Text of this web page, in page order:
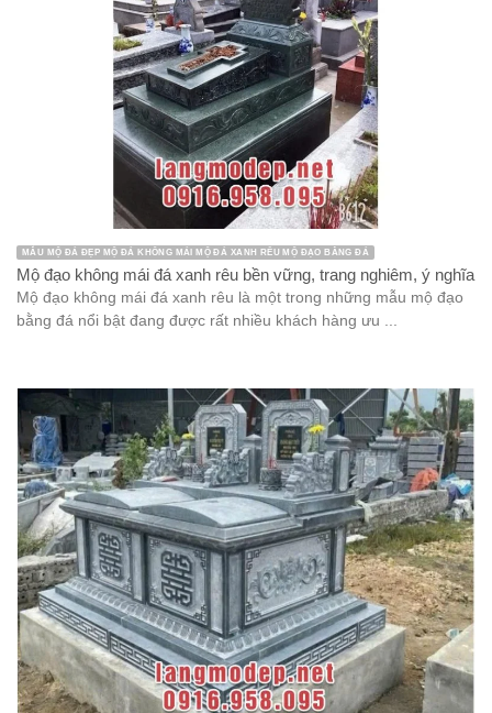
MẪU MỘ ĐÁ ĐẸP MỘ ĐÁ KHÔNG MÁI MỘ ĐÁ XANH RÊU MỘ ĐẠO BẰNG ĐÁ
Mộ đạo không mái đá xanh rêu bền vững, trang nghiêm, ý nghĩa
Mộ đạo không mái đá xanh rêu là một trong những mẫu mộ đạo
bằng đá nổi bật đang được rất nhiều khách hàng ưu ...